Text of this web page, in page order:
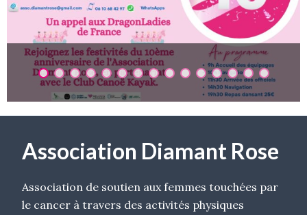
Association Diamant Rose
Association de soutien aux femmes touchées par
le cancer à travers des activités physiques